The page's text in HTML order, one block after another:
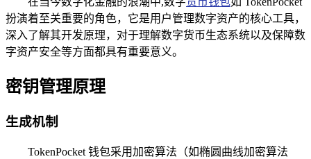
扮演着至关重要的角色，它是用户管理数字资产的核心工具，
深入了解其开发原理，对于理解数字货币生态系统以及保障数
字资产安全等方面都具有重要意义。
密钥管理原理
生成机制
TokenPocket 钱包采用加密算法（如椭圆曲线加密算法